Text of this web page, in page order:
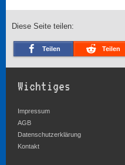
Diese Seite teilen:
Teilen Teilen
Wichtiges
Impressum
AGB
Datenschutzerklärung
Kontakt